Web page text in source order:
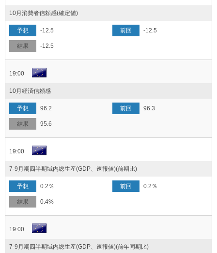
10月消費者信頼感(確定値)
-12.5 -12.5
-12.5
19:00
10月経済信頼感
96.2 96.3
95.6
19:00
7-9月期四半期域内総生産(GDP、速報値)(前期比)
0.2％ 0.2％
0.4%
19:00
7-9月期四半期域内総生産(GDP、速報値)(前年同期比)